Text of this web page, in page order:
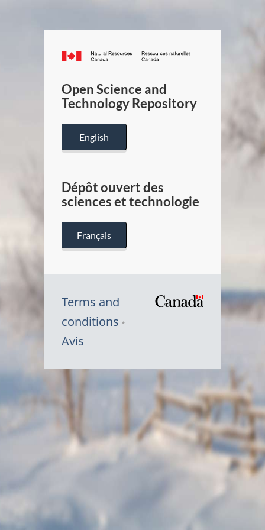
Canada.ca
/
Canada
Open Science and
Technology Repository
English
Dépôt ouvert des
sciences et technologie
Français
Terms and
conditions
Avis
Symbole
Canada